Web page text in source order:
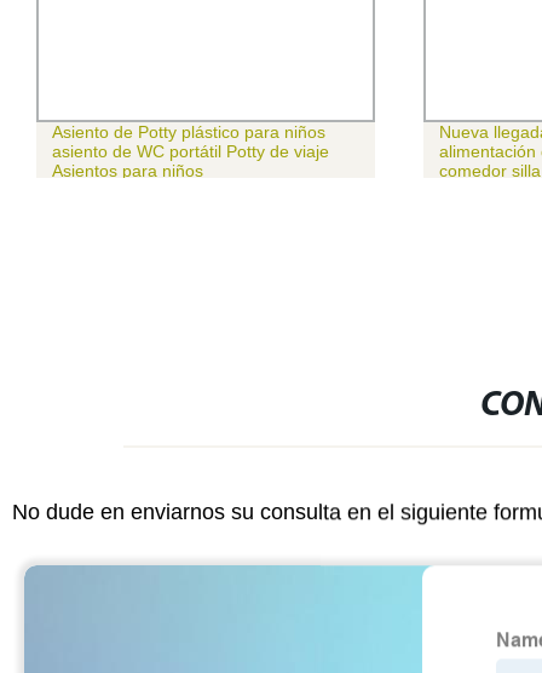
Asiento de Potty plástico para niños
asiento de WC portátil Potty de viaje
Asientos para niños
Nueva
alimentación
comedor
No dude en enviarnos su consulta en el siguiente